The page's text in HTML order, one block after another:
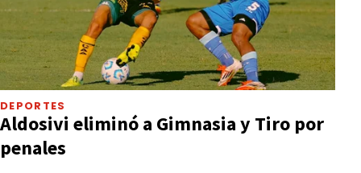
DEPORTES
Aldosivi eliminó a Gimnasia y Tiro por
penales